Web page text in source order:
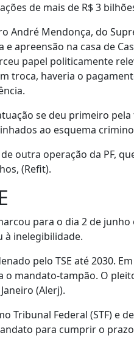
de mais de R$ 3
André Mendonça, do
apreensão na casa de
papel politicamente
troca, haveria o
se deu primeiro
ao esquema
outra operação da PF,
(Refit).
para o dia 2 de
à inelegibilidade.
pelo TSE até 2030.
o mandato-tampão. O
(Alerj).
Tribunal Federal (STF) e
para cumprir o